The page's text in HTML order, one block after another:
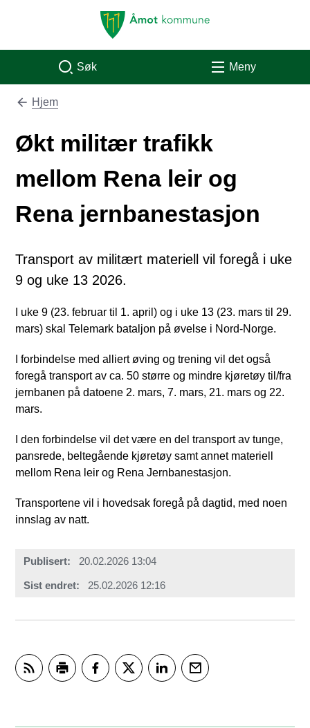
Åmot kommune
Søk Meny
Du er her:
Hjem
Økt militær trafikk
mellom Rena leir og
Rena jernbanestasjon
Transport av militært materiell vil foregå i uke
9 og uke 13 2026.
I uke 9 (23. februar til 1. april) og i uke 13 (23. mars til 29.
mars) skal Telemark bataljon på øvelse i Nord-Norge.
I forbindelse med alliert øving og trening vil det også
foregå transport av ca. 50 større og mindre kjøretøy til/fra
jernbanen på datoene 2. mars, 7. mars, 21. mars og 22.
mars.
I den forbindelse vil det være en del transport av tunge,
pansrede, beltegående kjøretøy samt annet materiell
mellom Rena leir og Rena Jernbanestasjon.
Transportene vil i hovedsak foregå på dagtid, med noen
innslag av natt.
Publisert 20.02.2026 13:04
Sist endret 25.02.2026 12:16